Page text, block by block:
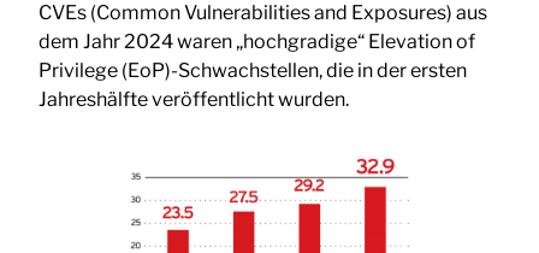
CVEs (Common Vulnerabilities and Exposures) aus
dem Jahr 2024 waren „hochgradige“ Elevation of
Privilege (EoP)-Schwachstellen, die in der ersten
Jahreshälfte veröffentlicht wurden.